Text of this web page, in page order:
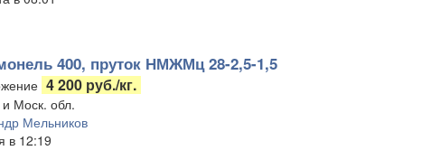
400, пруток НМЖМц 28-2,5-1,5
4 200 руб./кг.
Моск. обл.
Мельников
в 12:19